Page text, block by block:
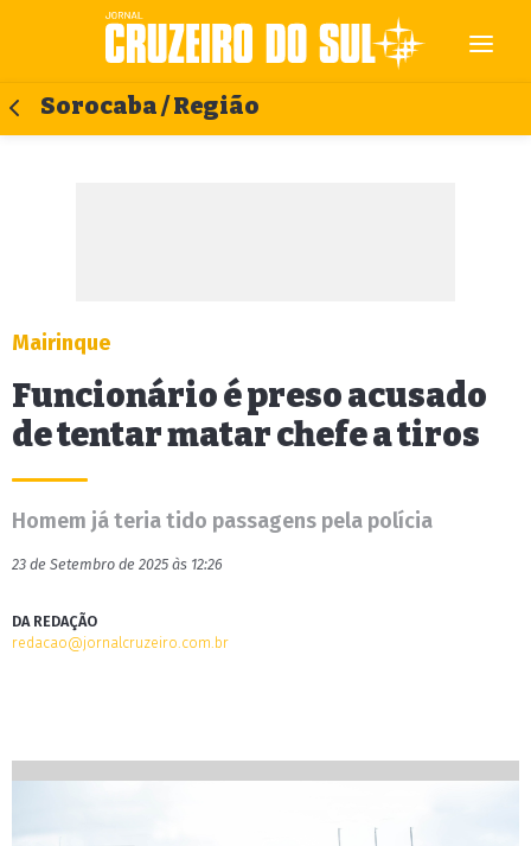
Sorocaba / Região
Mairinque
Funcionário é preso acusado
de tentar matar chefe a tiros
Homem já teria tido passagens pela polícia
23 de Setembro de 2025 às 12:26
DA REDAÇÃO
redacao@jornalcruzeiro.com.br